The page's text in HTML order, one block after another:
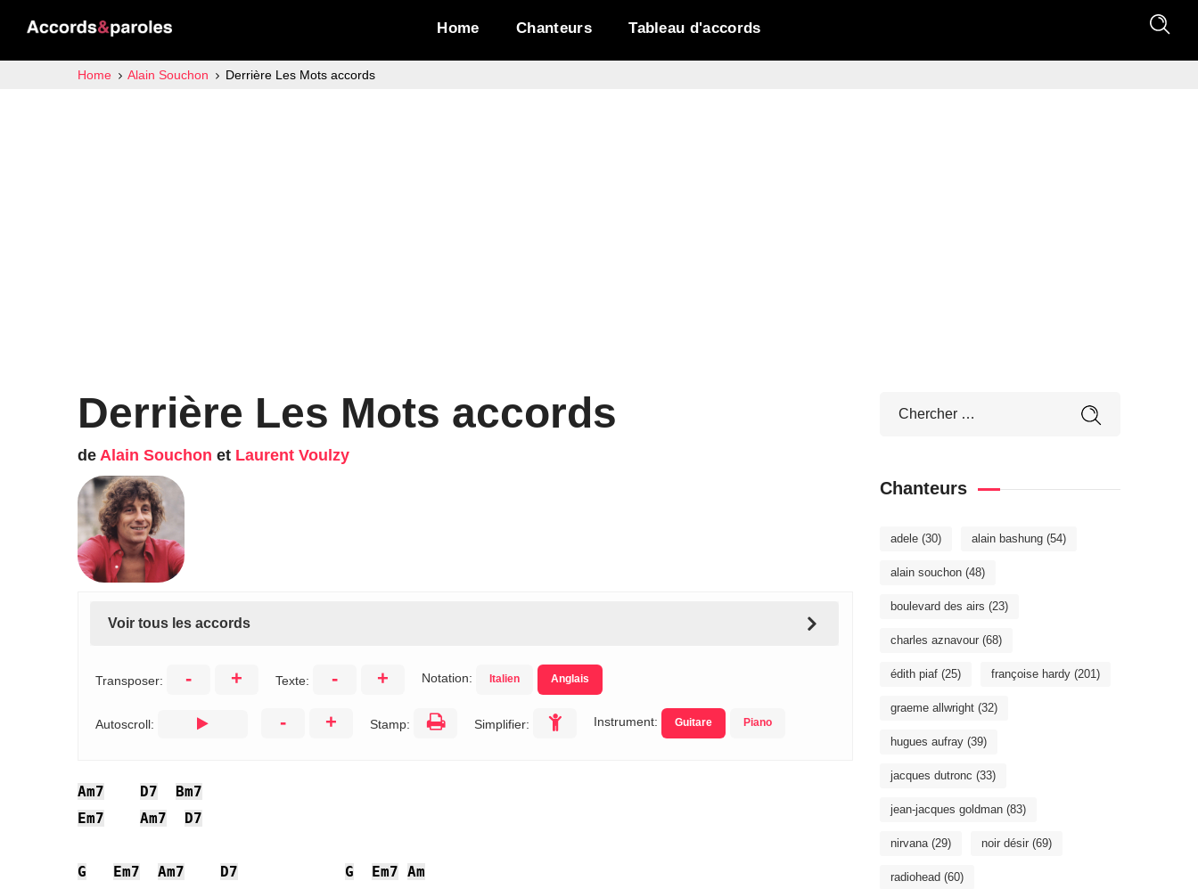
Home Chanteurs Tableau d'accords
Home Alain Souchon Derrière Les Mots accords
Derrière Les Mots accords
de Alain Souchon et Laurent Voulzy
Voir tous les accords
Transposer: - + Texte: - + Notation: Italien Anglais
Autoscroll: - + Stamp: Simplifier: Instrument: Guitare Piano
Am7 D7
Bm7
Em7
Am7 D7
G Em7 Am7 D7 G Em7 Am
Chanteurs
adele (30) alain bashung (54)
alain souchon (48)
boulevard des airs (23)
charles aznavour (68)
édith piaf (25) françoise hardy (201)
graeme allwright (32)
hugues aufray (39)
jacques dutronc (33)
jean-jacques goldman (83)
nirvana(29) noir désir (69)
radiohead (60)